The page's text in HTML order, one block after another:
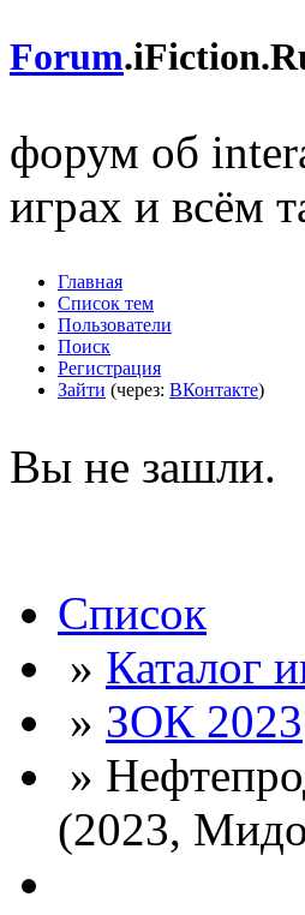
Forum.
форум об
играх и всём
Главная
Список тем
Пользователи
Поиск
Регистрация
Зайти (через: ВКонтакте)
Вы не зашли.
Список
» Каталог
» ЗОК 2023
»
(2023,